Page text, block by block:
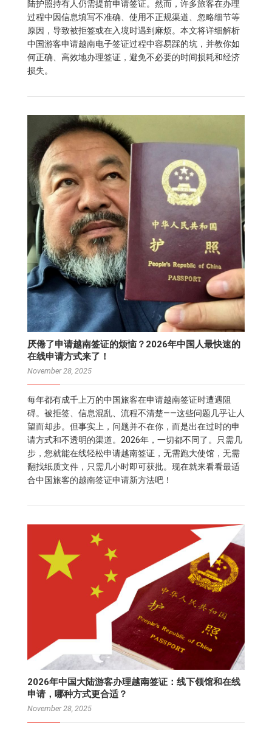
陆护照持有人仍需提前申请签证。然而，许多旅客在办理
过程中因信息填写不准确、使用不正规渠道、忽略细节等
原因，导致被拒签或在入境时遇到麻烦。本文将详细解析
中国游客申请越南电子签证过程中容易踩的坑，并教你如
何正确、高效地办理签证，避免不必要的时间损耗和经济
损失。
厌倦了申请越南签证的烦恼？2026年中国人最快速的
在线申请方式来了！
November 28, 2025
每年都有成千上万的中国旅客在申请越南签证时遭遇阻
碍。被拒签、信息混乱、流程不清楚——这些问题几乎让人
望而却步。但事实上，问题并不在你，而是出在过时的申
请方式和不透明的渠道。2026年，一切都不同了。只需几
步，您就能在线轻松申请越南签证，无需跑大使馆，无需
翻找纸质文件，只需几小时即可获批。现在就来看看最适
合中国旅客的越南签证申请新方法吧！
2026年中国大陆游客办理越南签证：线下领馆和在线
申请，哪种方式更合适？
November 28, 2025